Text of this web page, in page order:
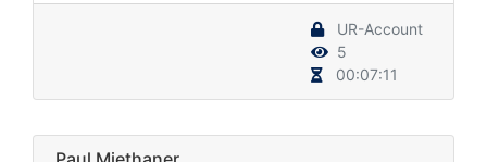
UR-Account
5
00:07:11